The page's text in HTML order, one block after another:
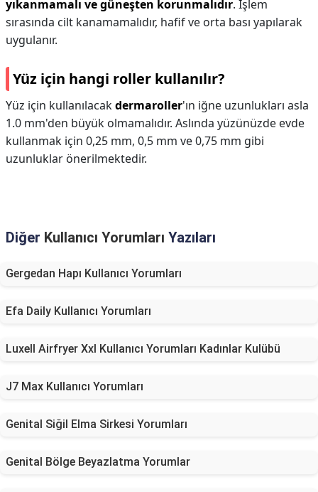
yıkanmamalı ve güneşten korunmalıdır. İşlem
sırasında cilt kanamamalıdır, hafif ve orta bası yapılarak
uygulanır.
Yüz için hangi roller kullanılır?
Yüz için kullanılacakdermaroller'ın iğne uzunlukları asla
1.0 mm'den büyük olmamalıdır. Aslında yüzünüzde evde
kullanmak için 0,25 mm, 0,5 mm ve 0,75 mm gibi
uzunluklar önerilmektedir.
Diğer Kullanıcı Yorumları Yazıları
Gergedan Hapı Kullanıcı Yorumları
Efa Daily Kullanıcı Yorumları
Luxell Airfryer Xxl Kullanıcı Yorumları Kadınlar Kulübü
J7 Max Kullanıcı Yorumları
Genital Siğil Elma Sirkesi Yorumları
Genital Bölge Beyazlatma Yorumlar